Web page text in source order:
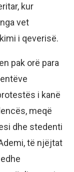
kur
vet
i qeverisë.
pak orë para
i kanë
meqë
dhe stedenti
të njëjtat